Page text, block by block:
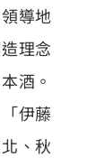
導地
理念
酒。
伊藤
、秋